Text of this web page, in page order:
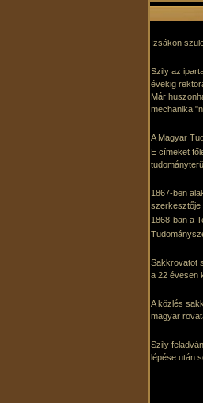
Izsákon
Szily az
évekig
Már
mechanika
A Magyar
E címeket
1867-ben
szerkesztője
1868-ban a
Sakkrovatot
a 22 évesen
A közlés
magyar
Szily
lépése után